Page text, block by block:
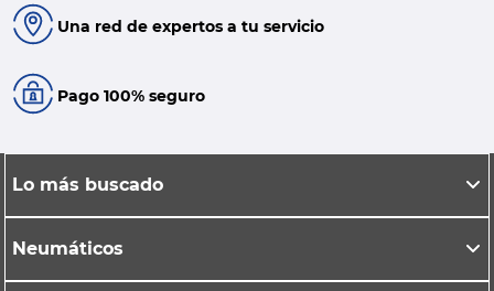
Una red de expertos a tu servicio
Pago 100% seguro
Lo más buscado
Neumáticos